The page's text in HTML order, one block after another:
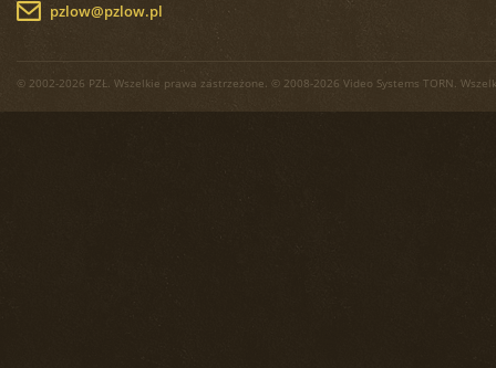
pzlow@pzlow.pl
© 2002-2026 PZŁ. Wszelkie prawa zastrzeżone. © 2008-2026 Video Systems TORN.